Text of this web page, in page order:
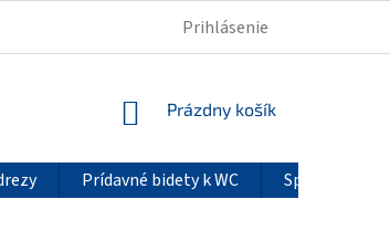
OSOBNÝCH ÚDAJOV REKLAMÁCIE
Prihlásenie
NÁKUPNÝ
Prázdny košík
Prídavné bidety k WC
Sprchové